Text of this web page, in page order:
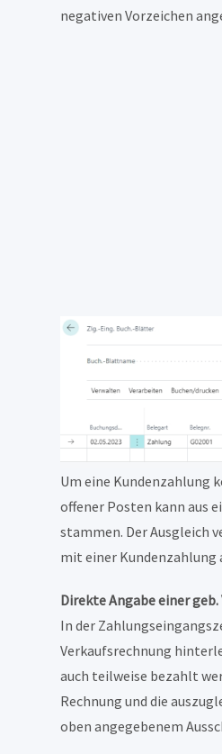
negativen Vorzeichen
Um eine Kundenzahlung
offener Posten kann aus
stammen. Der Ausgleich
mit einer Kundenzahlung
Direkte Angabe einer
In der
Verkaufsrechnung
auch teilweise bezahlt
Rechnung und die
oben angegebenem